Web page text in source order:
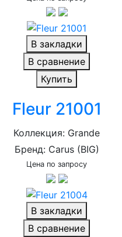
В закладки
В сравнение
Купить
Fleur 21001
Коллекция: Grande
Бренд: Carus (BIG)
Цена по запросу
В закладки
В сравнение